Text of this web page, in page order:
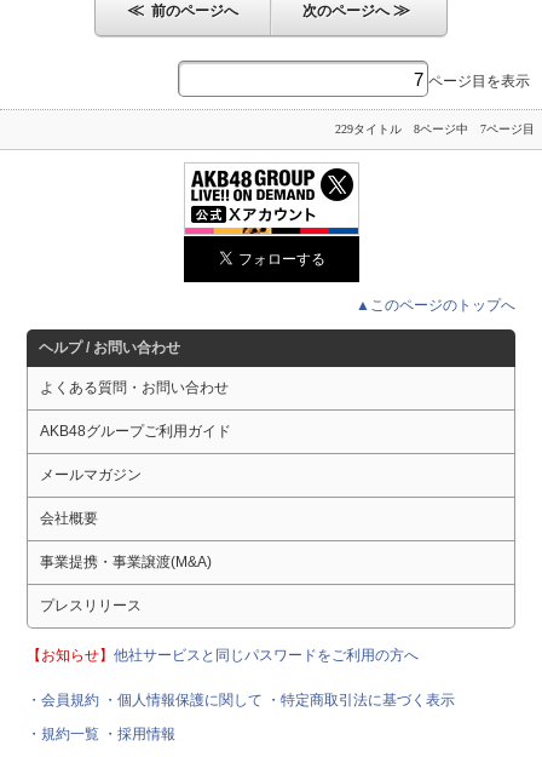
≪ 前のページへ 次のページへ≫
ページ目を表示
229タイトル 8ページ中 7ページ目
▲このページのトップへ
ヘルプ / お問い合わせ
よくある質問・お問い合わせ
AKB48グループご利用ガイド
メールマガジン
会社概要
事業提携・事業譲渡(M&A)
プレスリリース
【お知らせ】他社サービスと同じパスワードをご利用の方へ
・会員規約 ・個人情報保護に関して
・特定商取引法に基づく表示
・規約一覧 ・採用情報